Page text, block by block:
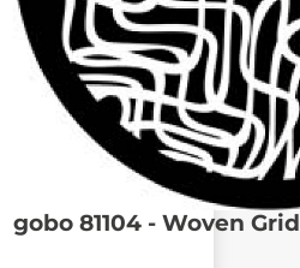
gobo 81104 - Woven Grid